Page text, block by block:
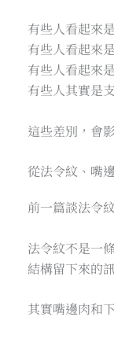
有些人看起來
有些人看起來
有些人看起來
有些人其實是
這些差別，會
從法令紋、嘴
前一篇談法令
法令紋不是一
結構留下來的
其實嘴邊肉和